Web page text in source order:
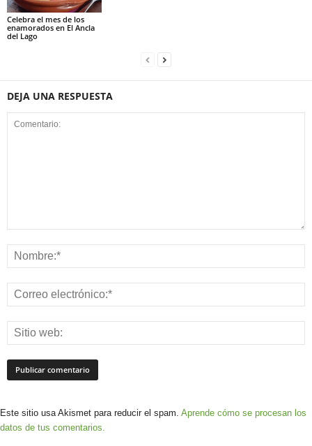
Celebra el mes de los
enamorados en El Ancla
del Lago
DEJA UNA RESPUESTA
Este sitio usa Akismet para reducir el spam. Aprende cómo se procesan los
datos de tus comentarios.